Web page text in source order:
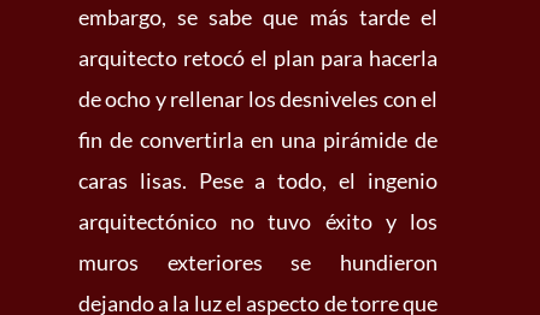
embargo, se sabe que más tarde el
arquitecto retocó el plan para hacerla
de ocho y rellenar los desniveles con el
fin de convertirla en una pirámide de
caras lisas. Pese a todo, el ingenio
arquitectónico no tuvo éxito y los
muros exteriores se hundieron
dejando a la luz el aspecto de torre que